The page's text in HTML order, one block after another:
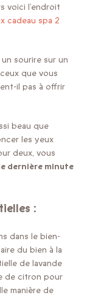
voici l’endroit
cadeau spa 2
sourire sur un
que vous
il pas à offrir
beau que
les yeux
deux, vous
dernière minute
:
dans le bien-
du bien à la
de lavande
de citron pour
manière de